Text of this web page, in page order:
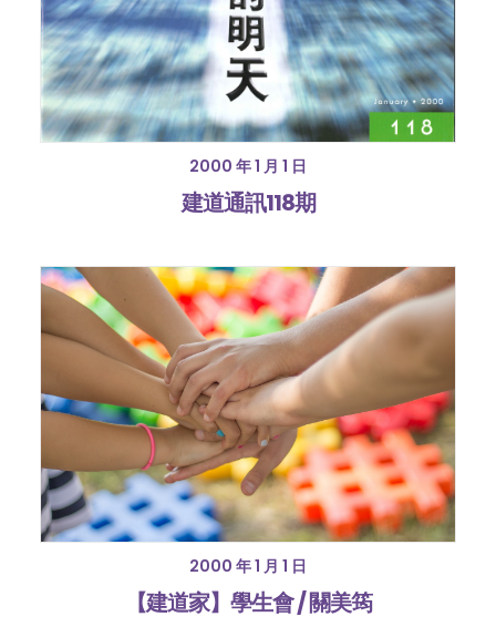
2000 年 1 月 1 日
建道通訊118期
2000 年 1 月 1 日
【建道家】學生會 / 關美筠